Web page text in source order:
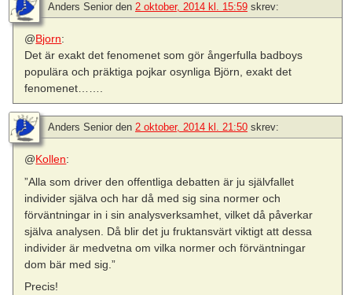
Anders Senior den 2 oktober, 2014 kl. 15:59 skrev:
@Bjorn:
Det är exakt det fenomenet som gör ångerfulla badboys
populära och präktiga pojkar osynliga Björn, exakt det
fenomenet…….
Anders Senior den 2 oktober, 2014 kl. 21:50 skrev:
@Kollen:
”Alla som driver den offentliga debatten är ju självfallet
individer själva och har då med sig sina normer och
förväntningar in i sin analysverksamhet, vilket då påverkar
själva analysen. Då blir det ju fruktansvärt viktigt att dessa
individer är medvetna om vilka normer och förväntningar
dom bär med sig.”
Precis!